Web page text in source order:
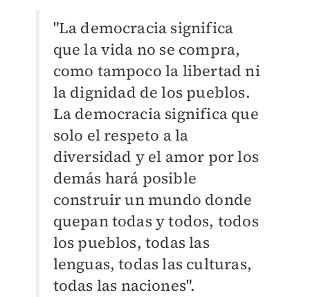
"La democracia significa
que la vida no se compra,
como tampoco la libertad ni
la dignidad de los pueblos.
La democracia significa que
solo el respeto a la
diversidad y el amor por los
demás hará posible
construir un mundo donde
quepan todas y todos, todos
los pueblos, todas las
lenguas, todas las culturas,
todas las naciones".